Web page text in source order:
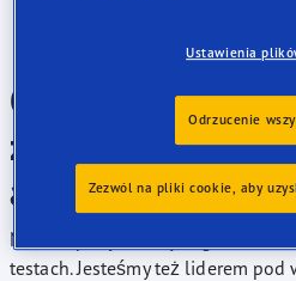
Opony marki
znakomity wybór
auta marki Iveco
Nasze opony zostały nagrodzone
testach. Jesteśmy też liderem
Ustawienia
Odrzucenie
Zezwól na pliki cookie, aby